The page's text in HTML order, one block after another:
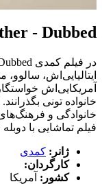
- Dubbed
ایتالیایی‌اش،
آمریکایی‌اش
خانواده تونی
خانوادگی و
فیلم تماشایی با
ژانر: کمدی
کارگردان:
کشور: آمریکا